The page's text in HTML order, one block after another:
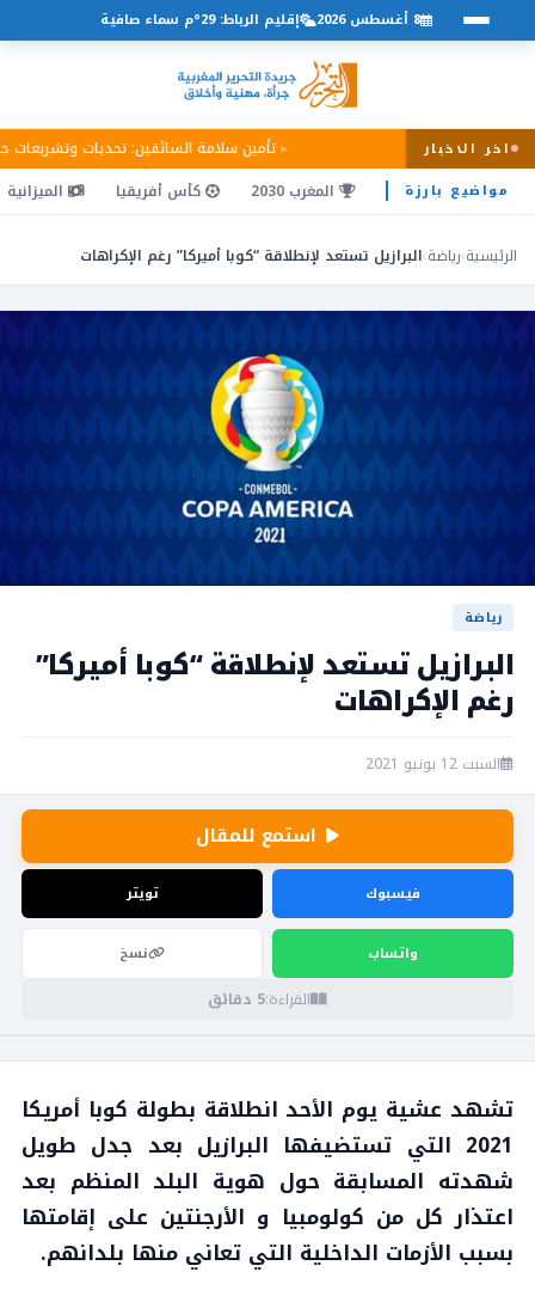
اخر الاخبار تأمين سلامة السائقين: تحديات وتشريعات
8 أغسطس 2026 إقليم الرباط: 29°م سماء صافية
مواضيع بارزة المغرب 2030 كأس أفريقيا الميزانية
الرئيسية›رياضة›البرازيل تستعد لإنطلاقة “كوبا أميركا” رغم الإكراهات
رياضة
البرازيل تستعد لإنطلاقة “كوبا أميركا”
رغم الإكراهات
السبت 12 يونيو 2021
استمع للمقال
فيسبوك تويتر
واتساب نسخ
القراءة:5 دقائق
تشهد عشية يوم الأحد انطلاقة بطولة كوبا أمريكا
2021 التي تستضيفها البرازيل بعد جدل طويل
شهدته المسابقة حول هوية البلد المنظم بعد
اعتذار كل من كولومبيا و الأرجنتين على إقامتها
بسبب الأزمات الداخلية التي تعاني منها بلدانهم.